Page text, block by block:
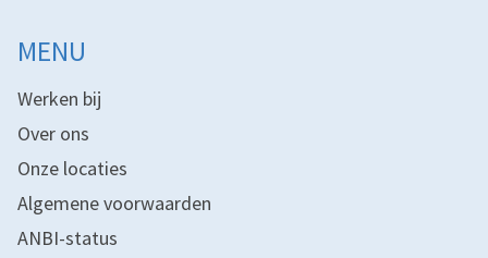
MENU
Werken bij
Over ons
Onze locaties
Algemene voorwaarden
ANBI-status